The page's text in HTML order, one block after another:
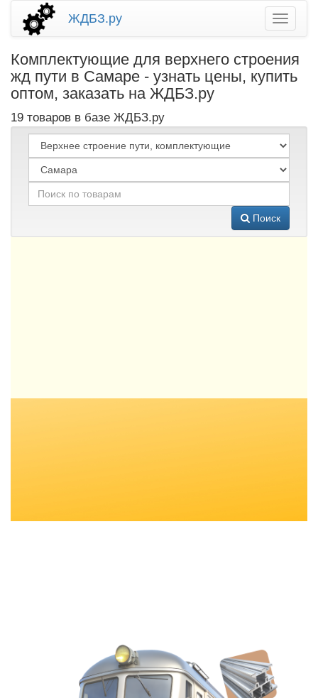
ЖДБЗ.ру
Комплектующие для верхнего строения
жд пути в Самаре - узнать цены, купить
оптом, заказать на ЖДБЗ.ру
19 товаров в базе ЖДБЗ.ру
Поиск